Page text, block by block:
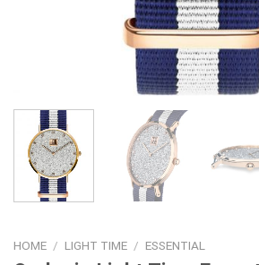
HOME / LIGHT TIME / ESSENTIAL